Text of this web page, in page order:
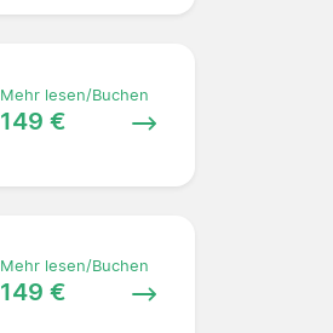
Mehr lesen/Buchen
149 €
Mehr lesen/Buchen
149 €